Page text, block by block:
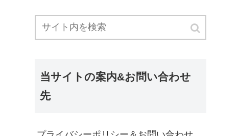
当サイトの案内&お問い合わせ
先